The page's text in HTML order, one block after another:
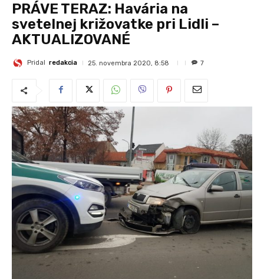
PRÁVE TERAZ: Havária na
svetelnej križovatke pri Lidli –
AKTUALIZOVANÉ
Pridal redakcia 25. novembra 2020, 8:58 7